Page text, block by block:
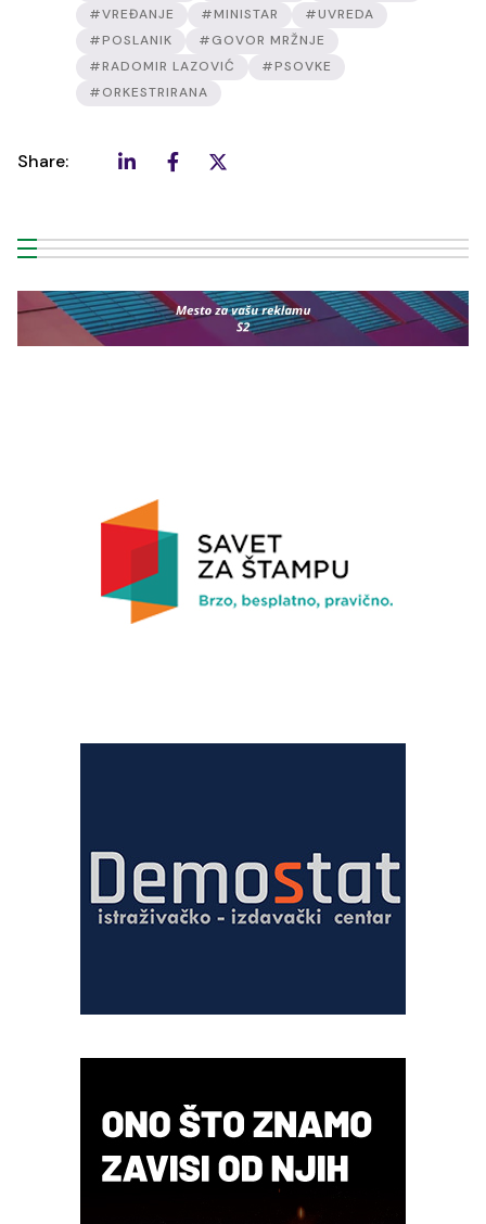
#VREĐANJE
#MINISTAR
#UVREDA
#POSLANIK
#GOVOR MRŽNJE
#RADOMIR LAZOVIĆ
#PSOVKE
#ORKESTRIRANA
Share: